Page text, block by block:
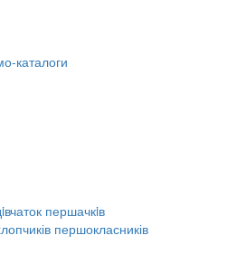
каталоги
першачкiв
першокласників